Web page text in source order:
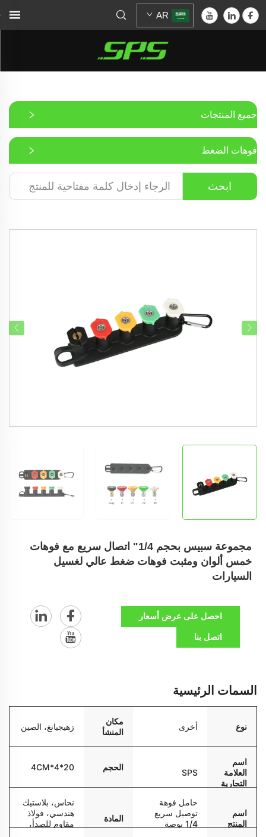
AR
جميع المنتجات
فوهات الضغط
ابحث
مجموعة سبيس بحجم 1/4" اتصال سريع مع فوهات
خمس ألوان ومثبت فوهات ضغط عالي لغسيل
السيارات
احصل على عرض أسعار
اتصل بنا
السمات الرئيسية
نوع أخرى
مكان
المنشأ
زهيجيانغ، الصين
اسم
العلامة
التجارية
SPS
الحجم 20*4*4CM
اسم
المنتج
حامل فوهة
توصيل سريع
1/4 بوصة
المادة
نحاس، بلاستيك
هندسي، فولاذ
مقاوم للصدأ،